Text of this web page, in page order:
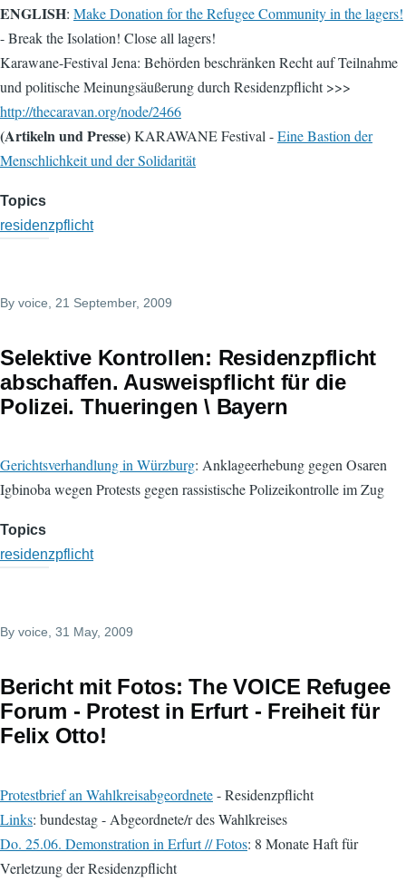
ENGLISH: Make Donation for the Refugee Community in the lagers!
- Break the Isolation! Close all lagers!
Karawane-Festival Jena: Behörden beschränken Recht auf Teilnahme
und politische Meinungsäußerung durch Residenzpflicht >>>
http://thecaravan.org/node/2466
(Artikeln und Presse)KARAWANE Festival -Eine Bastion der
Menschlichkeit und der Solidarität
Topics
residenzpflicht
By voice , 21 September, 2009
Selektive Kontrollen: Residenzpflicht
abschaffen. Ausweispflicht für die
Polizei. Thueringen \ Bayern
Gerichtsverhandlung in Würzburg: Anklageerhebung gegen Osaren
Igbinoba wegen Protests gegen rassistische Polizeikontrolle im Zug
Topics
residenzpflicht
By voice, 31 May, 2009
Bericht mit Fotos: The VOICE Refugee
Forum - Protest in Erfurt - Freiheit für
Felix Otto!
Protestbrief an Wahlkreisabgeordnete- Residenzpflicht
Links: bundestag - Abgeordnete/r des Wahlkreises
Do. 25.06. Demonstration in Erfurt // Fotos: 8 Monate Haft für
Verletzung der Residenzpflicht